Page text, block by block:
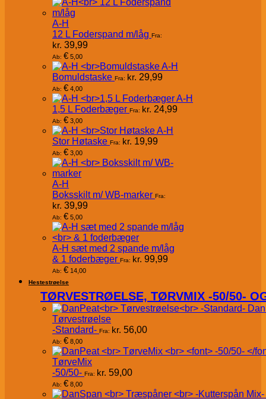
A-H
12 L Foderspand m/låg Fra:
kr. 39,99
Ab: € 5,00
A-H
Bomuldstaske Fra: kr. 29,99
Ab: € 4,00
A-H
1,5 L Foderbæger Fra: kr. 24,99
Ab: € 3,00
A-H
Stor Høtaske Fra: kr. 19,99
Ab: € 3,00
A-H
Boksskilt m/ WB-marker Fra:
kr. 39,99
Ab: € 5,00
A-H sæt med 2 spande m/låg
& 1 foderbæger Fra: kr. 99,99
Ab: € 14,00
Hestestrøelse
TØRVESTRØELSE, TØRVMIX -50/50-
Tørvestrøelse
-Standard- Fra: kr. 56,00
Ab: € 8,00
TørveMix
-50/50- Fra: kr. 59,00
Ab: € 8,00